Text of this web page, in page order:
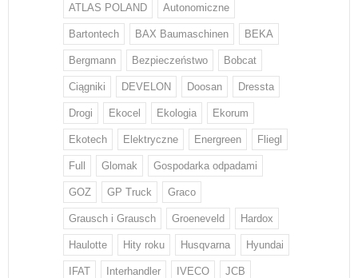
ATLAS POLAND Autonomiczne
Bartontech BAX Baumaschinen BEKA
Bergmann Bezpieczeństwo Bobcat
Ciągniki DEVELON Doosan Dressta
Drogi Ekocel Ekologia Ekorum
Ekotech Elektryczne Energreen Fliegl
Full Glomak Gospodarka odpadami
GOZ GP Truck Graco
Grausch i Grausch Groeneveld Hardox
Haulotte Hity roku Husqvarna Hyundai
IFAT Interhandler IVECO JCB